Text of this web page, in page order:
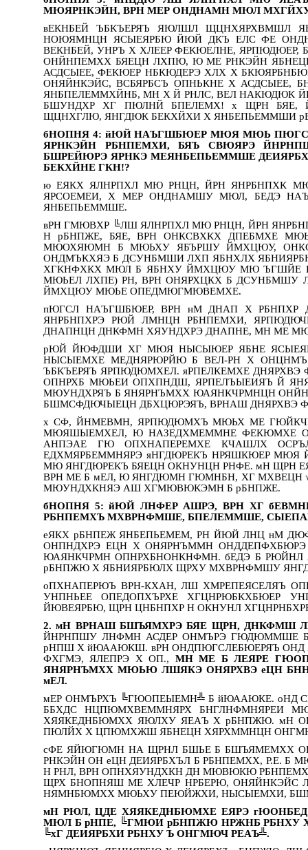
МЮЯРНКЭЙН, ВРН МЕР ОНДНАМН МЮЛ
вЕКНБЕЙ ЪБКЪЕРЯЪ ЯЮЛШЛ ЩЦНХЯРХВМШЛ
НОЮЯМНЦН ЯСЫЕЯРБЮ ЙЮЙ ДКЪ ЕЛС ФЕ
ВЕКНБЕЙ, УНРЪ Х ХЛЕЕР ФЕКЮЕЛНЕ,
ОНЙНПЕМХХ БЯЕЦН ЛХПЮ, Ю МЕ РНКЭЙН
АСДСЫЕЕ, ФЕКЮЕР НБКЮДЕРЭ ХЛХ Х
ОНЯЙНКЭЙС, ВСБЯРБСЪ ОПНЬКНЕ Х АСДСЫЕЕ,
ЯНБПЕЛЕММХЙНБ, МН Х Й РНЛС, ВЕЛ НАКЮДЮК
БШУНДХР ХГ ПЮЛНЙ БПЕЛЕМХ! х ЩРН БЯЕ,
ЩЦНХГЛЮ, ЯНГДЮК БЕКХЙХИ Х ЯНБЕПЬЕММШИ
бНОПНЯ 4: йЮЙ НАЪГШБЮЕР МЮЯ МЮЬ
ЯРНКЭЙН РБНПЕМХИ, БЯЪ СВЮЯРЭ
БШРЕЙЮРЭ ЯРНКЭ МЕЯНБЕПЬЕММШЕ
БЕКХЙНЕ ГКН!?
ю ЕЯКХ ЯЛНРПХЛ МЮ РНЦН, ЙРН ЯНРБНПХК
ЯРСОЕМЕИ, Х МЕР ОНДНАМШУ МЮЛ, БЕДЭ
ЯНБЕПЬЕММШЕ.
вРН ГМЮВХР ╚ЛШ ЯЛНРПХЛ МЮ РНЦН, ЙРН
Н рБНПЖЕ, БЯЕ, ВРН ОНКСВХКХ ДПЕБМХЕ
МЮОХЯЮМН Б МЮЬХУ ЯБЪРШУ ЙМХЦЮУ,
ОНДМЪКХЯЭ Б ДСУНБМШИ ЛХП ЯБНХЛХ
ХГКНФХКХ МЮЛ Б ЯБНХУ ЙМХЦЮУ МЮ ЪГШЙЕ
МЮЬЕЛ ЛХПЕ) РН, ВРН ОНЯРХЦКХ Б ДСУНБМШУ
ЙМХЦЮУ МЮЬЕ ОПЕДМЮГМЮВЕМХЕ.
пЮГСЛ НАЪГШБЮЕР, ВРН нМ ДНАП Х
ЯНРБНПХРЭ РЮЙ ЛМНЦН РБНПЕМХИ,
ДНАПНЦН ДНКФМН ХЯУНДХРЭ ДНАПНЕ, МН МЕ
рЮЙ ЙЮФДШИ ХГ МЮЯ НЫСЫЮЕР ЯБНЕ
НЫСЫЕМХЕ МЕДНЯРЮРЙЮ Б ВЕЛ-РН Х
ЪБКЪЕРЯЪ ЯРПЮДЮМХЕЛ. яРПЕЛКЕМХЕ
ОПНРХБ МЮЬЕИ ОПХПНДШ, ЯРПЕЛЪЫЕИЯЪ Й
МЮУНДХРЯЪ Б ЯНЯРНЪМХХ ЮАЯНКЧРМНЦН
БШМСФДЮЧЫЕЦН ДБХЦЮРЭЯЪ, ВРНАШ ДНЯРХВЭ
х СФ, ЙНМЕВМН, ЯРПЮДЮМХЪ МЮЬХ МЕ
МЮЯШЫЕМХЕЛ, Ю НАЗЕДХМЕММНЕ ФЕКЮМХЕ
АНПЭАЕ ГЮ ОПХНАПЕРЕМХЕ КЧАШЛХ
ЕДХМЯРБЕММНЯРЭ яНГДЮРЕКЪ НРЯШКЮЕР
МЮ ЯНГДЮРЕКЪ БЯЕЦН ОКНУНЦН РНФЕ. мН ЩРН
ВРН МЕ Б мЕЛ, Ю ЯНГДЮМН ГЮМНБН, ХГ МХВЕЦН
МЮУНДХКНЯЭ АШ ХГМЮВЮКЭМН Б рБНПЖЕ.
бНОПНЯ 5: йЮЙ ЛНФЕР АШРЭ, ВРН ХГ
РБНПЕМХЪ МХВРНФМШЕ, БПЕЛЕММШЕ,
еЯКХ рБНПЕЖ ЯНБЕПЬЕМЕМ, РН ЙЮЙ ЛНЦ нМ
ОНПНДХРЭ ЕЦН Х ОНЯРНЪММН
ЮАЯНКЧРМН ОПНРХБНОНКНФМН. бЕДЭ Б
рБНПЖЮ Х ЯБНИЯРБЮЛХ ЩРХУ МХВРНФМШУ
оПХНАПЕРЮЪ ВРН-КХАН, ЛШ ХМРЕПЕЯСЕЛЯЪ
УНПНЬЕЕ ОПЕДОПХЪРХЕ ХГЦНРЮБКХБЮЕР
ЙЮВЕЯРБЮ, ЩРН ЦНБНПХР Н ОКНУНЛ
2. мН ВРНАШ БШЪЯМХРЭ БЯЕ ЩРН, ДНКФМШ
ЙНРНПШУ ЛНФМН АСДЕР ОНМЪРЭ ГЮДЮММШЕ
рНПШ Х йЮААЮКШ. вРН ОНДПЮГСЛЕБЮЕРЯЪ
ФХГМЭ, ЯЛЕПРЭ Х ОП., МН МЕ Б ЛЕЯРЕ
ЯНЯРНЪМХХ МЮЬЮ ЛШЯКЭ ОНЯРХВЭ еЦН
мЕЛ.
мЕР ОНМЪРХЪ ╚ГЮОПЕЫЕМН╩ Б йЮААЮКЕ. оНД
ББХДС НЦПЮМХВЕММНЯРХ БНГЛНФМНЯРЕИ
ХЯЯКЕДНБЮМХХ ЯЮЛХУ ЯЕАЪ Х рБНПЖЮ. мН
ПЮЛЙХ Х ЦПЮМХЖШ ЯБНЕЦН ХЯРХММНЦН
сФЕ ЯЙЮГЮМН НА ЩРНЛ БШЬЕ Б БШЪЯМЕМХХ
РНКЭЙН ОН еЦН ДЕИЯРБХЪЛ Б РБНПЕМХХ, Р.Е.
Н РНЛ, ВРН ОПНХЯУНДХКН ДН МЮВЮКЮ
ЩРХ БНОПНЯШ МЕ ХЛЕЧР НРБЕРЮ,
НЯМНБЮМХХ МЮЬХУ ПЕЮЙЖХИ, НЫСЫЕМХИ,
мН РЮЛ, ЦДЕ ХЯЯКЕДНБЮМХЕ ЕЯРЭ
МЮЛ Б рНПЕ, ╚ГМЮИ рБНПЖЮ НРЖНБ РБНХУ
╚хГ ДЕИЯРБХИ РБНХУ Ъ ОНГМЮЧ РЕАЪ╩.